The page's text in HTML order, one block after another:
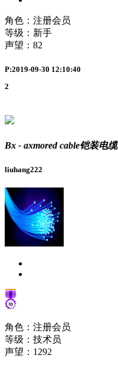
角色：注册会员
等级：新手
声望： 82
P:2019-09-30 12:10:40
2
Bx - axmored cable铠装电缆
liuhang222
角色：注册会员
等级：技术员
声望： 1292